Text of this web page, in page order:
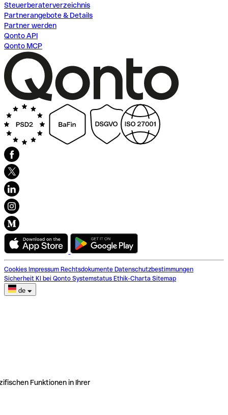
Steuerberaterverzeichnis
Partnerangebote & Details
Partner werden
Qonto API
Qonto MCP
Cookies Impressum Rechtsdokumente Datenschutzbestimmungen
Sicherheit KI bei Qonto Systemstatus Ethik-Charta Sitemap
de
Funktionen in Ihrer